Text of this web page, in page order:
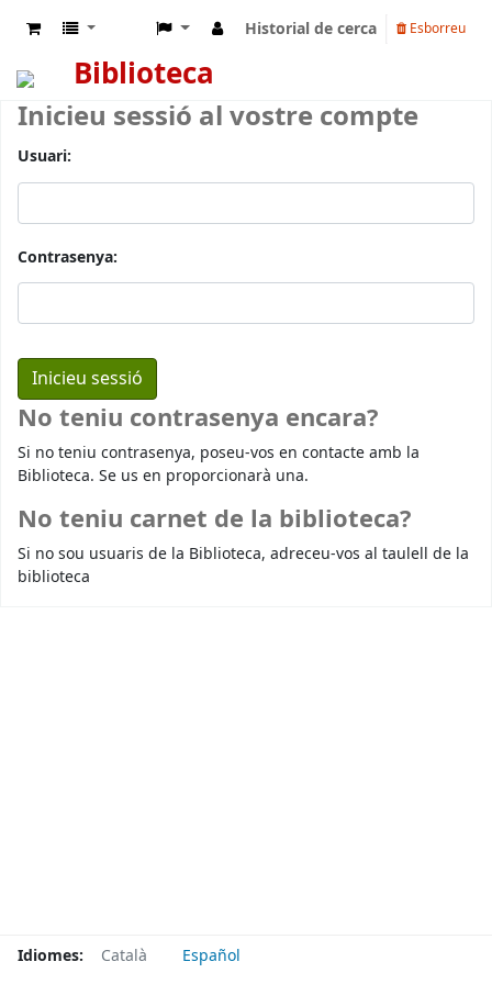
Historial de cerca Esborreu
Biblioteca
Inicieu sessió al vostre compte
Usuari:
Contrasenya:
No teniu contrasenya encara?
Si no teniu contrasenya, poseu-vos en contacte amb la
Biblioteca. Se us en proporcionarà una.
No teniu carnet de la biblioteca?
Si no sou usuaris de la Biblioteca, adreceu-vos al taulell de la
biblioteca
Idiomes: Català Español